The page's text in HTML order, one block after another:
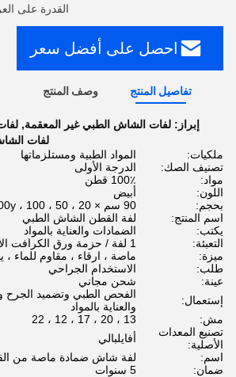
القدرة على العرض:
احصل على أفضل سعر
تفاصيل المنتج وصف المنتج
إبراز: لفات الشاش الطبي غير المعقمة,
لفات
ملكيات:
المواد الطبية ومستلزماتها
تصنيف الصك:
الدرجة الأولى
مواد:
100٪ قطن
اللون:
أبيض
بحجم:
90 سم × 20 ، 50 ، 50y ، 100y ، 100 م ، إلخ
اسم المنتج:
لفة القطن الشاش الطبي
يكتب:
الضمادات والعناية بالمواد
التعبئة:
1 لفة / حزمة ورق الكرافت الأزرق
ميزة:
ماصة ، ارقاء ، مقاوم للماء ،
طلب:
الاستخدام الجراحي
عينة:
شحن مجاني
إستعمال:
الفحص الطبي وتضميد الجرح
والعناية بالمواد
مش:
13 ، 20 ، 17 ، 12 ، 22
تصنيع المعدات
الأصلية:
أفايلبالي
اسم:
لفة شاش ضمادة ماصة من القطن
ضمان:
5 سنوات